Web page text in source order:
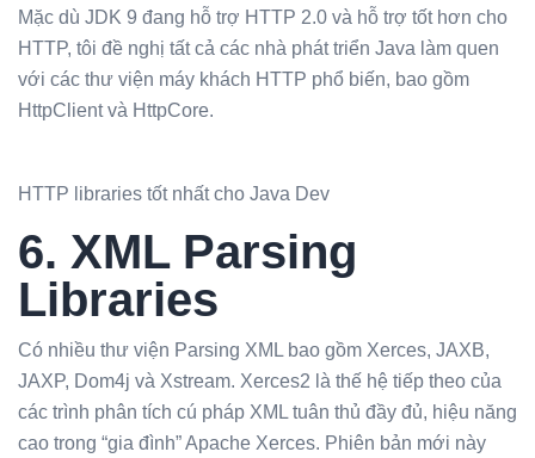
Mặc dù JDK 9 đang hỗ trợ HTTP 2.0 và hỗ trợ tốt hơn cho
HTTP, tôi đề nghị tất cả các nhà phát triển Java làm quen
với các thư viện máy khách HTTP phổ biến, bao gồm
HttpClient và HttpCore.
HTTP libraries tốt nhất cho Java Dev
6. XML Parsing
Libraries
Có nhiều thư viện Parsing XML bao gồm Xerces, JAXB,
JAXP, Dom4j và Xstream. Xerces2 là thế hệ tiếp theo của
các trình phân tích cú pháp XML tuân thủ đầy đủ, hiệu năng
cao trong “gia đình” Apache Xerces. Phiên bản mới này